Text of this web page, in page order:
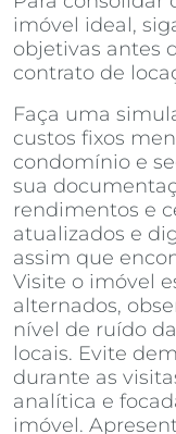
imóvel ideal,
objetivas antes
contrato de
Faça uma
custos fixos
condomínio e
sua
rendimentos e
atualizados e
assim que
Visite o imóvel
alternados,
nível de ruído
locais. Evite
durante as
analítica e
imóvel.